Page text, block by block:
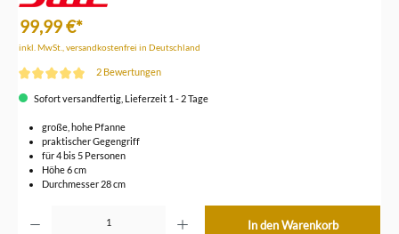
99,99 €*
inkl. MwSt., versandkostenfrei in Deutschland
2 Bewertungen
Sofort versandfertig, Lieferzeit 1 - 2 Tage
große, hohe Pfanne
praktischer Gegengriff
für 4 bis 5 Personen
Höhe 6 cm
Durchmesser 28 cm
In den Warenkorb